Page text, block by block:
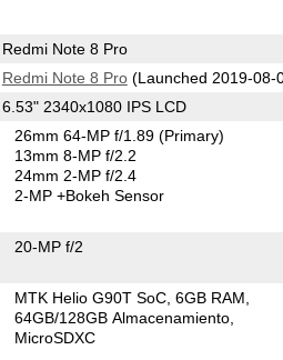
Redmi Note 8 Pro
Redmi Note 8 Pro(Launched 2019-08-
6.53" 2340x1080 IPS LCD
26mm 64-MP f/1.89(Primary)
13mm 8-MP f/2.2
24mm 2-MP f/2.4
2-MP+Bokeh Sensor
20-MP f/2
MTK Helio G90T SoC 6GB RAM
64GB/128GB Almacenamiento
MicroSDXC